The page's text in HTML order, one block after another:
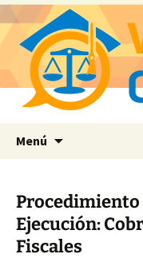
Menú
Ejecución:
Fiscales